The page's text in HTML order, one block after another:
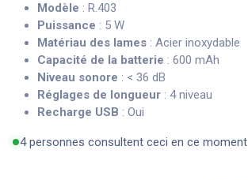
Modèle : R.403
Puissance : 5 W
Matériau des lames : Acier inoxydable
Capacité de la batterie : 600 mAh
Niveau sonore : < 36 dB
Réglages de longueur : 4 niveau
Recharge USB : Oui
4 personnes consultent ceci en ce moment